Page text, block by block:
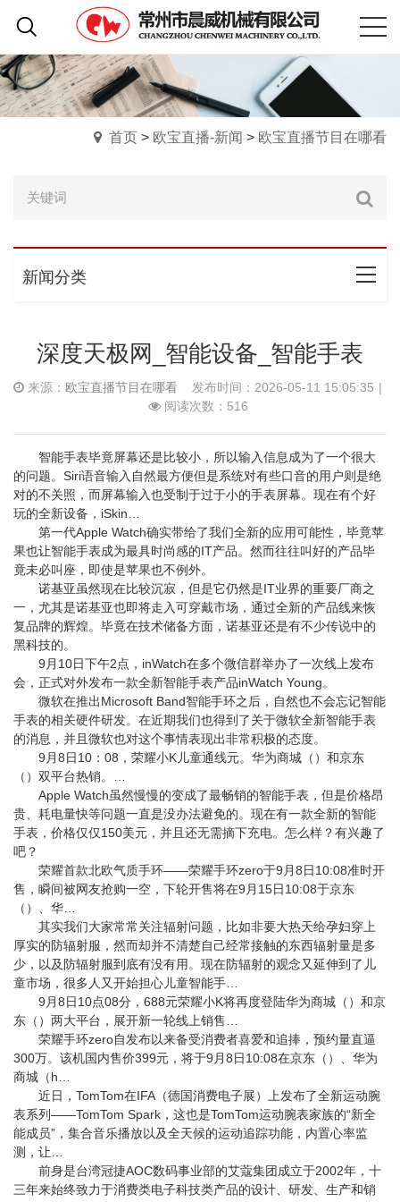
首页 > 欧宝直播-新闻 > 欧宝直播节目在哪看
新闻分类
深度天极网_智能设备_智能手表
来源： 欧宝直播节目在哪看 发布时间：2026-05-11 15:05:35 |
阅读次数：516
智能手表毕竟屏幕还是比较小，所以输入信息成为了一个很大
的问题。Siri语音输入自然最方便但是系统对有些口音的用户则是绝
对的不关照，而屏幕输入也受制于过于小的手表屏幕。现在有个好
玩的全新设备，iSkin…
第一代Apple Watch确实带给了我们全新的应用可能性，毕竟苹
果也让智能手表成为最具时尚感的IT产品。然而往往叫好的产品毕
竟未必叫座，即使是苹果也不例外。
诺基亚虽然现在比较沉寂，但是它仍然是IT业界的重要厂商之
一，尤其是诺基亚也即将走入可穿戴市场，通过全新的产品线来恢
复品牌的辉煌。毕竟在技术储备方面，诺基亚还是有不少传说中的
黑科技的。
9月10日下午2点，inWatch在多个微信群举办了一次线上发布
会，正式对外发布一款全新智能手表产品inWatch Young。
微软在推出Microsoft Band智能手环之后，自然也不会忘记智能
手表的相关硬件研发。在近期我们也得到了关于微软全新智能手表
的消息，并且微软也对这个事情表现出非常积极的态度。
9月8日10：08，荣耀小K儿童通线元。华为商城（）和京东
（）双平台热销。…
Apple Watch虽然慢慢的变成了最畅销的智能手表，但是价格昂
贵、耗电量快等问题一直是没办法避免的。现在有一款全新的智能
手表，价格仅仅150美元，并且还无需摘下充电。怎么样？有兴趣了
吧？
荣耀首款北欧气质手环——荣耀手环zero于9月8日10:08准时开
售，瞬间被网友抢购一空，下轮开售将在9月15日10:08于京东
（）、华…
其实我们大家常常关注辐射问题，比如非要大热天给孕妇穿上
厚实的防辐射服，然而却并不清楚自己经常接触的东西辐射量是多
少，以及防辐射服到底有没有用。现在防辐射的观念又延伸到了儿
童市场，很多人又开始担心儿童智能手…
9月8日10点08分，688元荣耀小K将再度登陆华为商城（）和京
东（）两大平台，展开新一轮线上销售…
荣耀手环zero自发布以来备受消费者喜爱和追捧，预约量直逼
300万。该机国内售价399元，将于9月8日10:08在京东（）、华为
商城（h…
近日，TomTom在IFA（德国消费电子展）上发布了全新运动腕
表系列——TomTom Spark，这也是TomTom运动腕表家族的“新全
能成员”，集合音乐播放以及全天候的运动追踪功能，内置心率监
测，让…
前身是台湾冠捷AOC数码事业部的艾蔻集团成立于2002年，十
三年来始终致力于消费类电子科技类产品的设计、研发、生产和销